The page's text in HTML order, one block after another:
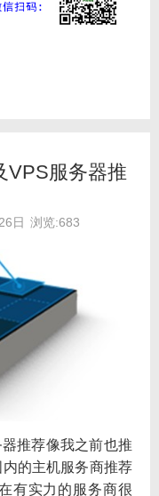
VPS服务器推
日 浏览:683
推荐像我之前也推
的主机服务商推荐
有实力的服务商很